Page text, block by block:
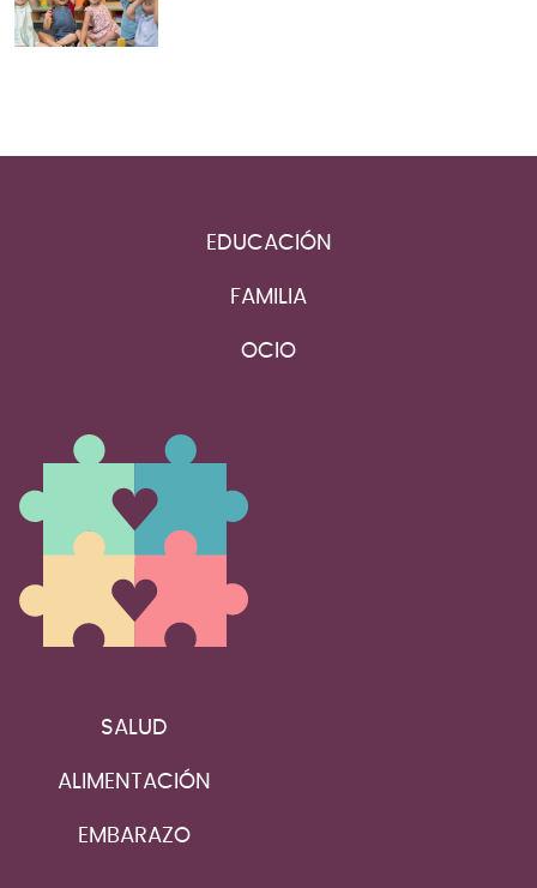
EDUCACIÓN
FAMILIA
OCIO
SALUD
ALIMENTACIÓN
EMBARAZO